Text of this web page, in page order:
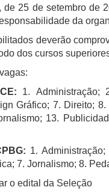
, de 25 de setembro de
da
deverão
dos cursos
1. Administração;
Gráfico; 7. Direito;
13.
1.
7. Jornalismo; 8.
o edital da Seleção